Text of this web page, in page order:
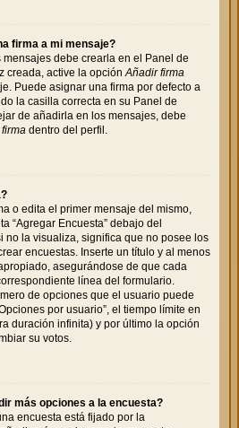
firma a mi mensaje?
debe crearla en el Panel de
creada, active la opción Añadir firma
Puede asignar una firma por defecto a
la casilla correcta en su Panel de
de añadirla en los mensajes, debe
dentro del perfil.
o edita el primer mensaje del mismo,
“Agregar Encuesta” debajo del
no la visualiza, significa que no posee los
encuestas. Inserte un título y al menos
asegurándose de que cada
línea del formulario.
de opciones que el usuario puede
por usuario”, el tiempo límite en
duración infinita) y por último la opción
su votos.
más opciones a la encuesta?
encuesta está fijado por la